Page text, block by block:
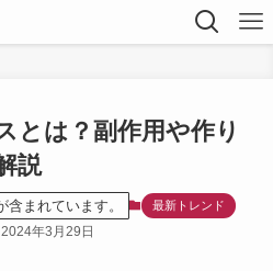
とは？副作用や作り
説
まれています。
最新トレンド
2024年3月29日